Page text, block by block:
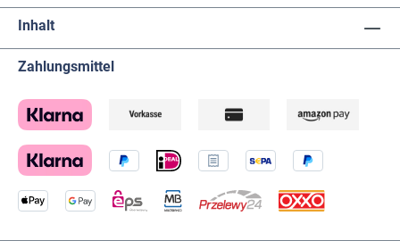
Inhalt
Zahlungsmittel